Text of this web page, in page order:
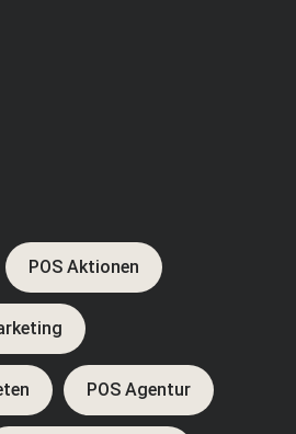
POS Aktionen
POS Agentur